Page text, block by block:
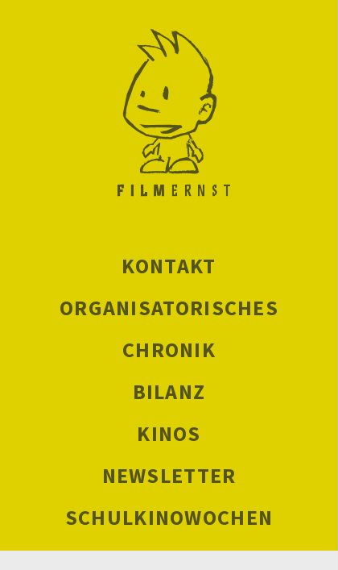
KONTAKT
ORGANISATORISCHES
CHRONIK
BILANZ
KINOS
NEWSLETTER
SCHULKINOWOCHEN
DATENSCHUTZ